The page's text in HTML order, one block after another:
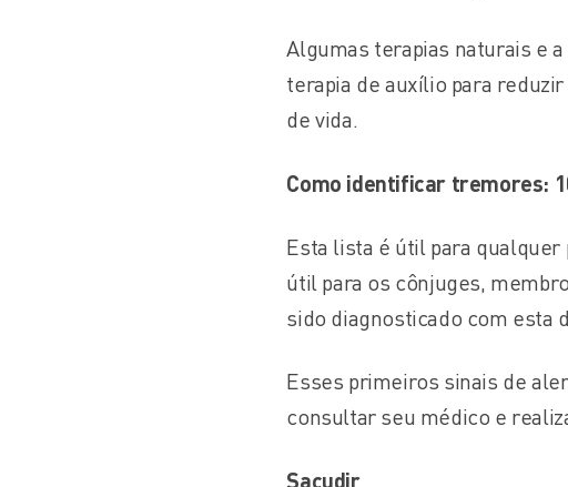
Algumas terapias naturais e
terapia de auxílio para
de vida.
Como identificar tremores:
Esta lista é útil para
útil para os cônjuges,
sido diagnosticado com esta
Esses primeiros sinais de
consultar seu médico e
Sacudir